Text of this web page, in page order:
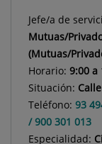
Jefe/a de
Mutuas/
(Mutuas/
Horario: 9:00 a
Situación:
Teléfono: 93
/ 900 301 013
Especialidad: